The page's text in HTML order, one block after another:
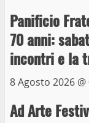
Panificio
70 anni:
incontri e la
8 Agosto 2026 @
Ad Arte
6